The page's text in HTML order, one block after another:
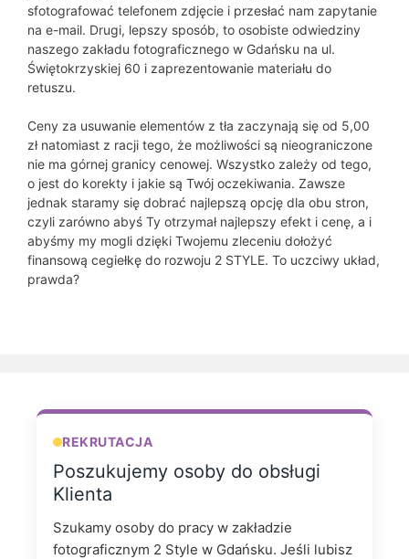
sfotografować telefonem zdjęcie i przesłać nam zapytanie
na e-mail. Drugi, lepszy sposób, to osobiste odwiedziny
naszego zakładu fotograficznego w Gdańsku na ul.
Świętokrzyskiej 60 i zaprezentowanie materiału do
retuszu.
Ceny za usuwanie elementów z tła zaczynają się od 5,00
zł natomiast z racji tego, że możliwości są nieograniczone
nie ma górnej granicy cenowej. Wszystko zależy od tego,
o jest do korekty i jakie są Twój oczekiwania. Zawsze
jednak staramy się dobrać najlepszą opcję dla obu stron,
czyli zarówno abyś Ty otrzymał najlepszy efekt i cenę, a i
abyśmy my mogli dzięki Twojemu zleceniu dołożyć
finansową cegiełkę do rozwoju 2 STYLE. To uczciwy układ,
prawda?
REKRUTACJA
Poszukujemy osoby do obsługi
Klienta
Szukamy osoby do pracy w zakładzie
fotograficznym 2 Style w Gdańsku. Jeśli lubisz